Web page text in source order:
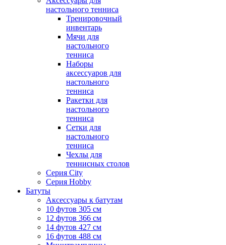
настольного тенниса
Тренировочный
инвентарь
Мячи для
настольного
тенниса
Наборы
аксессуаров для
настольного
тенниса
Ракетки для
настольного
тенниса
Сетки для
настольного
тенниса
Чехлы для
теннисных столов
Серия City
Серия Hobby
Батуты
Аксессуары к батутам
10 футов 305 см
12 футов 366 см
14 футов 427 см
16 футов 488 см